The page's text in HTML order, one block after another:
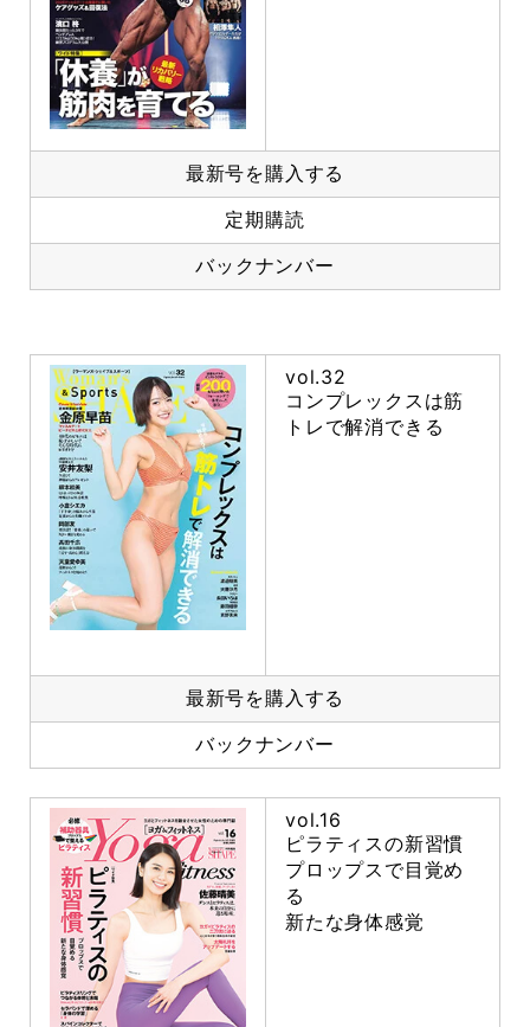
最新号を購入する
定期購読
バックナンバー
vol.32
コンプレックスは筋
トレで解消できる
最新号を購入する
バックナンバー
vol.16
ピラティスの新習慣
プロップスで目覚め
る
新たな身体感覚